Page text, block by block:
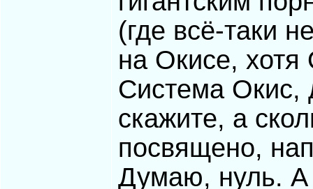
(где всё-таки
на Окисе, хотя
Система Окис,
скажите, а
посвящено,
Думаю, нуль. А